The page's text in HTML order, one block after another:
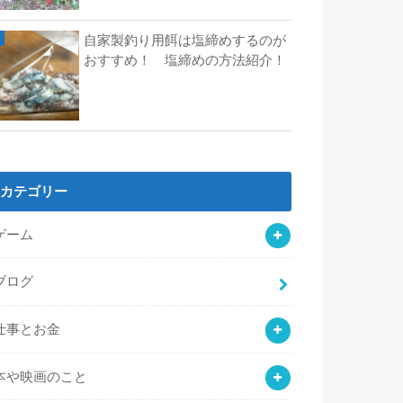
自家製釣り用餌は塩締めするのが
おすすめ！ 塩締めの方法紹介！
カテゴリー
ーム
ログ
事とお金
や映画のこと